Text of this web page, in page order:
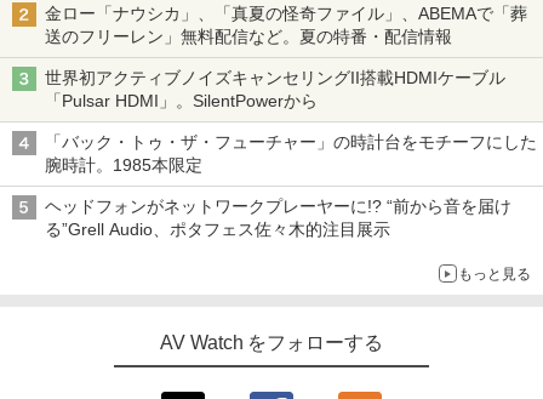
金ロー「ナウシカ」、「真夏の怪奇ファイル」、ABEMAで「葬
送のフリーレン」無料配信など。夏の特番・配信情報
世界初アクティブノイズキャンセリングII搭載HDMIケーブル
「Pulsar HDMI」。SilentPowerから
「バック・トゥ・ザ・フューチャー」の時計台をモチーフにした
腕時計。1985本限定
ヘッドフォンがネットワークプレーヤーに!? “前から音を届け
る”Grell Audio、ポタフェス佐々木的注目展示
もっと見る
AV Watch をフォローする